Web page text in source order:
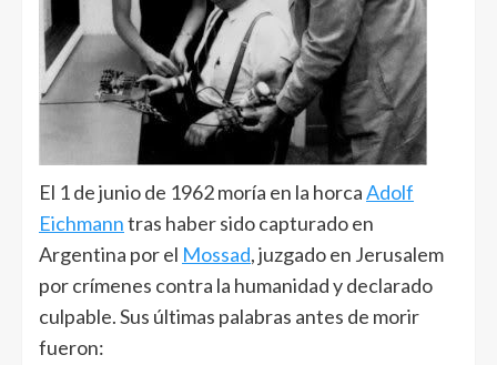
El 1 de junio de 1962 moría en la horcaAdolf
Eichmanntras haber sido capturado en
Argentina por el Mossad, juzgado en Jerusalem
por crímenes contra la humanidad y declarado
culpable. Sus últimas palabras antes de morir
fueron: